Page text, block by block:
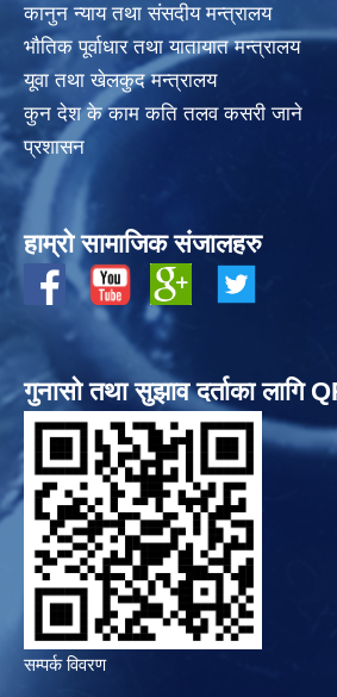
कानुन न्याय तथा संसदीय मन्त्रालय
भाैतिक पूर्वाधार तथा यातायात मन्त्रालय
यूवा तथा खेलकुद मन्त्रालय
कुन देश के काम कति तलव कसरी जाने
प्रशासन
हाम्रो सामाजिक संजालहरु
गुनासो तथा सुझाव दर्ताका लागि
सम्पर्क विवरण